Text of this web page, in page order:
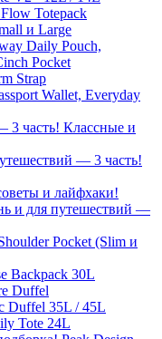
Totepack
и Large
Daily Pouch,
Pocket
Strap
Wallet, Everyday
3 часть! Классные и
— 3 часть!
и лайфхаки!
и для путешествий —
Pocket (Slim и
Backpack 30L
Duffel
Duffel 35L / 45L
Tote 24L